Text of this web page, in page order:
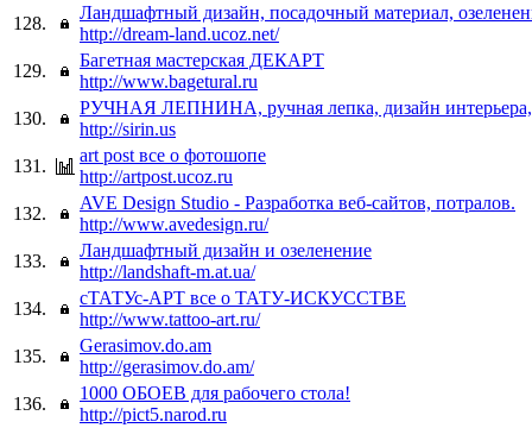
128.
Ландшафтный дизайн, посадочный материал,
http://dream-land.ucoz.net/
129.
Багетная мастерская ДЕКАРТ
http://www.bagetural.ru
130.
РУЧНАЯ ЛЕПНИНА, ручная лепка, дизайн
http://sirin.us
131.
art post все о фотошопе
http://artpost.ucoz.ru
132.
AVE Design Studio - Разработка веб-сайтов, потралов.
http://www.avedesign.ru/
133.
Ландшафтный дизайн и озеленение
http://landshaft-m.at.ua/
134.
сТАТУс-АРТ все о ТАТУ-ИСКУССТВЕ
http://www.tattoo-art.ru/
135.
Gerasimov.do.am
http://gerasimov.do.am/
136.
1000 ОБОЕВ для рабочего стола!
http://pict5.narod.ru